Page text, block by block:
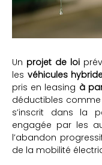
Un projet de loi
les véhicules
pris en leasing à
déductibles
s’inscrit dans la
engagée par les
l’abandon
de la mobilité